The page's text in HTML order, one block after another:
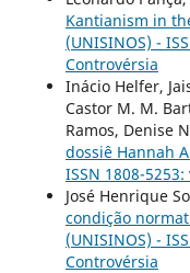
Kantianism in
(UNISINOS) -
Controvérsia
Inácio Helfer,
Castor M. M.
Ramos, Denise
dossiê Hannah
ISSN 1808-
José Henrique
condição
(UNISINOS) -
Controvérsia